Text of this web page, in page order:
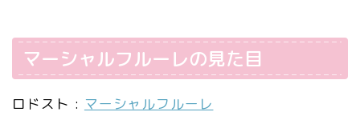
マーシャルフルーレの見た目
ロドスト : マーシャルフルーレ